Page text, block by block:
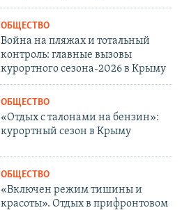
ОБЩЕСТВО
Война на пляжах и тотальный
контроль: главные вызовы
курортного сезона-2026 в Крыму
ОБЩЕСТВО
«Отдых с талонами на бензин»:
курортный сезон в Крыму
ОБЩЕСТВО
«Включен режим тишины и
красоты». Отдых в прифронтовом